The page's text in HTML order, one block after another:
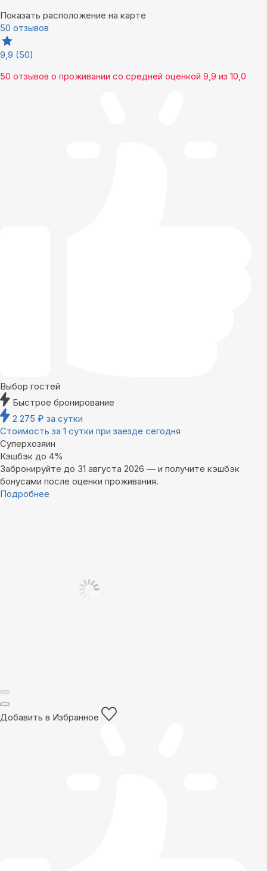
Показать расположение на карте
50 отзывов
9,9 (50)
50 отзывов о проживании со средней оценкой 9,9 из 10,0
Выбор гостей
Быстрое бронирование
2 275 ₽ за сутки
Стоимость за 1 сутки при заезде сегодня
Суперхозяин
Кэшбэк до 4%
Забронируйте до 31 августа 2026 — и получите кэшбэк
бонусами после оценки проживания.
Подробнее
Добавить в Избранное